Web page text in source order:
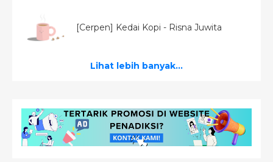
[Cerpen] Kedai Kopi - Risna Juwita
Lihat lebih banyak...